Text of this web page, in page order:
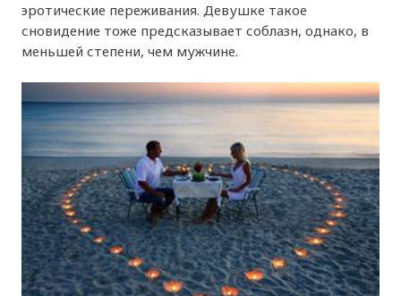
эротические переживания. Девушке такое
сновидение тоже предсказывает соблазн, однако, в
меньшей степени, чем мужчине.